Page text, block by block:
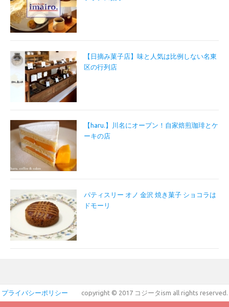
【日摘み菓子店】味と人気は比例しない名東
区の行列店
【haru.】川名にオープン！自家焙煎珈琲とケ
ーキの店
パティスリー オノ 金沢 焼き菓子 ショコラは
ドモーリ
プライバシーポリシー copyright © 2017 コジータism all rights reserved.